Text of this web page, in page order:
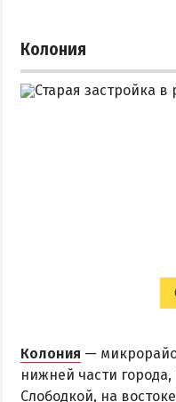
Колония
Колония —
нижней части
Слободкой, на